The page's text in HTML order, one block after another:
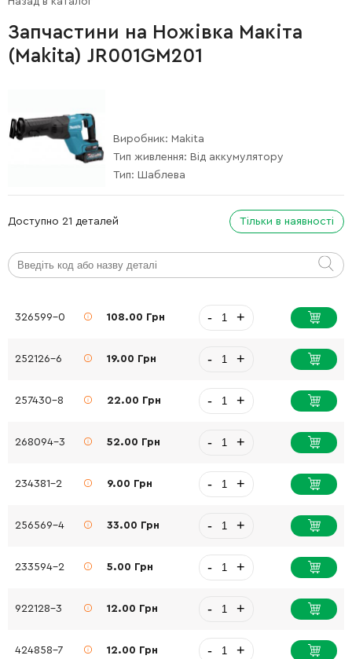
Запчастини на Ножівка Макіта
(Makita) JR001GM201
Виробник: Makita
Тип живлення: Від аккумулятору
Тип: Шаблева
Доступно 21 деталей Тільки в наявності
326599-0 108.00 Грн - +
252126-6 19.00 Грн - +
257430-8 22.00 Грн - +
268094-3 52.00 Грн - +
234381-2 9.00 Грн - +
256569-4 33.00 Грн - +
233594-2 5.00 Грн - +
922128-3 12.00 Грн - +
424858-7 12.00 Грн - +